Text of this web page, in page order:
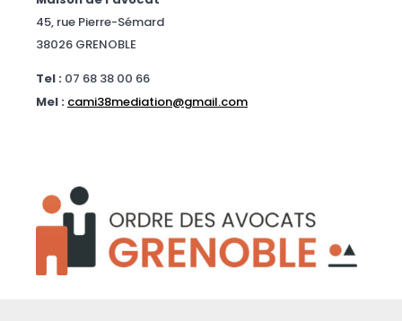
45, rue Pierre-Sémard
38026 GRENOBLE
Tel : 07 68 38 00 66
Mel : cami38mediation@gmail.com